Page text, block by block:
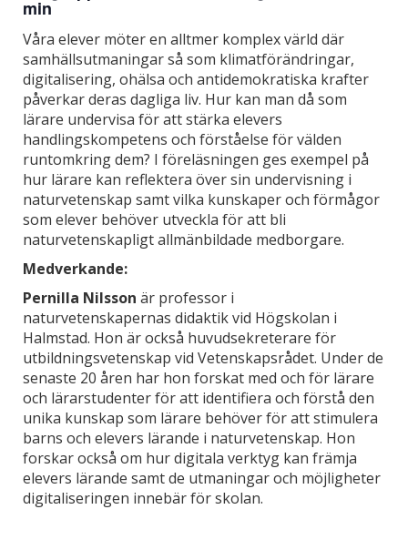
min
Våra elever möter en alltmer komplex värld där
samhällsutmaningar så som klimatförändringar,
digitalisering, ohälsa och antidemokratiska krafter
påverkar deras dagliga liv. Hur kan man då som
lärare undervisa för att stärka elevers
handlingskompetens och förståelse för välden
runtomkring dem? I föreläsningen ges exempel på
hur lärare kan reflektera över sin undervisning i
naturvetenskap samt vilka kunskaper och förmågor
som elever behöver utveckla för att bli
naturvetenskapligt allmänbildade medborgare.
Medverkande:
Pernilla Nilsson är professor i
naturvetenskapernas didaktik vid Högskolan i
Halmstad. Hon är också huvudsekreterare för
utbildningsvetenskap vid Vetenskapsrådet. Under de
senaste 20 åren har hon forskat med och för lärare
och lärarstudenter för att identifiera och förstå den
unika kunskap som lärare behöver för att stimulera
barns och elevers lärande i naturvetenskap. Hon
forskar också om hur digitala verktyg kan främja
elevers lärande samt de utmaningar och möjligheter
digitaliseringen innebär för skolan.